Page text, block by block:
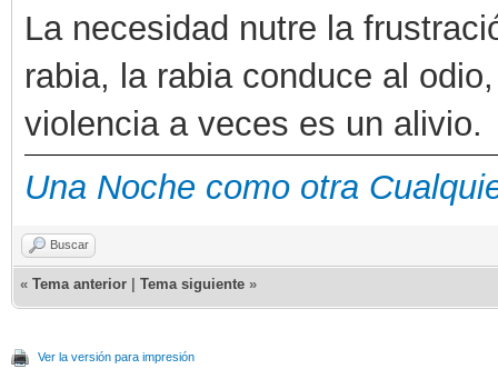
La necesidad nutre la
rabia, la rabia conduce al
violencia a veces es un alivio.
Una Noche como otra
Buscar
« Tema anterior Tema siguiente »
Ver la versión para impresión